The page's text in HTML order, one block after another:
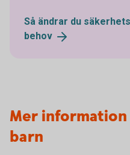
Så ändrar du
behov
Mer
barn